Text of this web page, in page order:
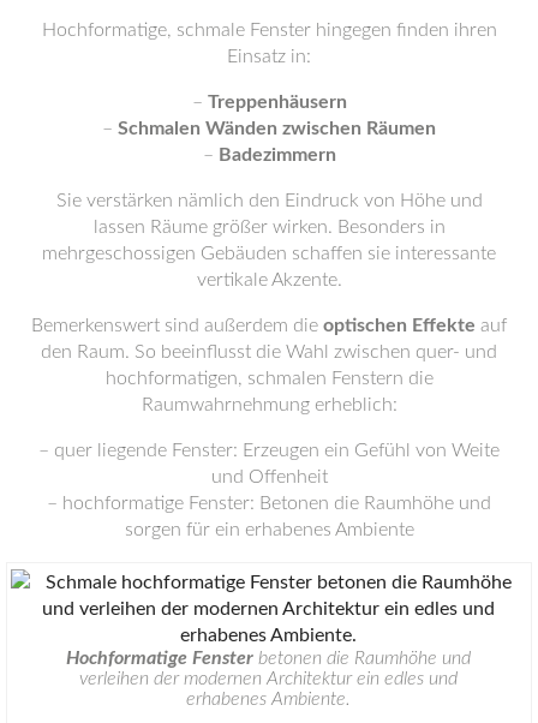
Hochformatige, schmale Fenster hingegen finden ihren
Einsatz in:
– Treppenhäusern
– Schmalen Wänden zwischen Räumen
– Badezimmern
Sie verstärken nämlich den Eindruck von Höhe und
lassen Räume größer wirken. Besonders in
mehrgeschossigen Gebäuden schaffen sie interessante
vertikale Akzente.
Bemerkenswert sind außerdem die optischen Effekte auf
den Raum. So beeinflusst die Wahl zwischen quer- und
hochformatigen, schmalen Fenstern die
Raumwahrnehmung erheblich:
– quer liegende Fenster: Erzeugen ein Gefühl von Weite
und Offenheit
– hochformatige Fenster: Betonen die Raumhöhe und
sorgen für ein erhabenes Ambiente
Hochformatige Fenster betonen die Raumhöhe und
verleihen der modernen Architektur ein edles und
erhabenes Ambiente.